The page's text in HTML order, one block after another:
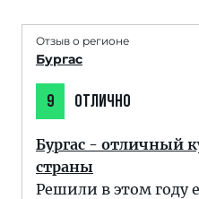
Отзыв о регионе
Бургас
9 ОТЛИЧНО
Бургас - отличный
страны
Решили в этом году